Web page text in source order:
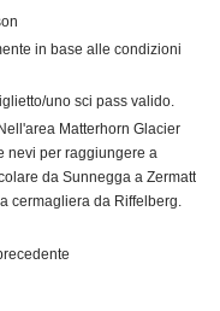
in base alle condizioni
uno sci pass valido.
Matterhorn Glacier
nevi per raggiungere a
da Sunnegga a Zermatt
cermagliera da Riffelberg.